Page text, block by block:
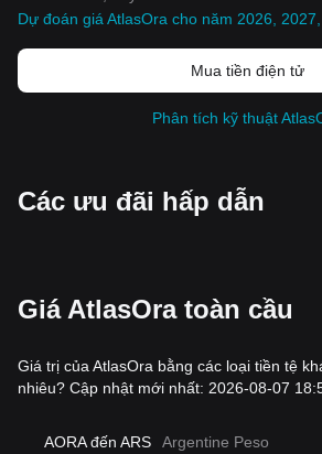
Dự đoán giá AtlasOra cho năm 2026,
Mua tiền điện tử
Phân tích kỹ thuật
Các ưu đãi hấp dẫn
Giá AtlasOra toàn cầu
Giá trị của AtlasOra bằng các loại tiền tệ
nhiêu? Cập nhật mới nhất: 2026-08-07
AORA đến ARS Argentine Peso